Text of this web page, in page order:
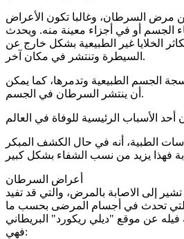
من 200 نوع من مرض السرطان، وغالبا تكون الأعراض
الجسم أو في أجزاء معينة منه. ويحدث
الخلايا غير الطبيعية بشكل خارج عن
السيطرة وتنتشر في مكان آخر.
الجسم الطبيعية وتدمرها، كما يمكن
أن ينتشر السرطان في الجسم.
الطبية، أنه في حال الكشف المبكر
أعراض السرطان
تشير إلى الاصابة بالمرض، والتي قد تفيد
تحدث في أجسام المرضى بحسب ما
فيله عن موقع "ديلي ريكورد" البريطاني
فهي: